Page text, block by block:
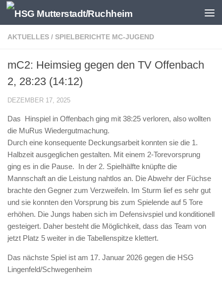
Zum Inhalt springen
AKTUELLES / SPIELBERICHTE MC-JUGEND
mC2: Heimsieg gegen den TV Offenbach
2, 28:23 (14:12)
DEZEMBER 17, 2025
Das Hinspiel in Offenbach ging mit 38:25 verloren, also wollten
die MuRus Wiedergutmachung.
Durch eine konsequente Deckungsarbeit konnten sie die 1.
Halbzeit ausgeglichen gestalten. Mit einem 2-Torevorsprung
ging es in die Pause. In der 2. Spielhälfte knüpfte die
Mannschaft an die Leistung nahtlos an. Die Abwehr der Füchse
brachte den Gegner zum Verzweifeln. Im Sturm lief es sehr gut
und sie konnten den Vorsprung bis zum Spielende auf 5 Tore
erhöhen. Die Jungs haben sich im Defensivspiel und konditionell
gesteigert. Daher besteht die Möglichkeit, dass das Team von
jetzt Platz 5 weiter in die Tabellenspitze klettert.
Das nächste Spiel ist am 17. Januar 2026 gegen die HSG
Lingenfeld/Schwegenheim